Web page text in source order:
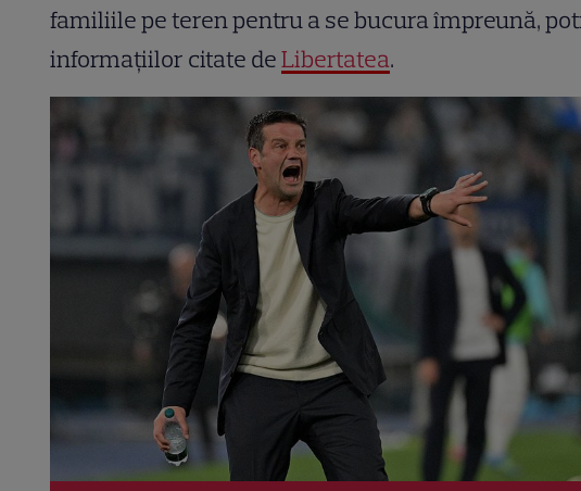
familiile pe teren pentru a se bucura împreună,
informațiilor citate deLibertatea.